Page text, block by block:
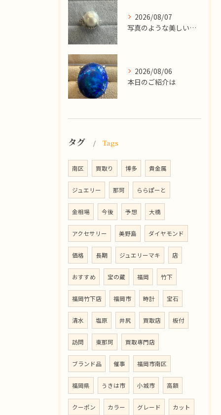
2026/08/07
写真のような美しい大粒のパールリングですが、
2026/08/06
本日のご紹介は
タグ Tags
南区 買取り 博多 貴金属
ジュエリー 那珂 ららぽーと
金相場 今後 予想 大橋
アクセサリー 美野島 ダイヤモンド
価格 長期 ジュエリーマキ 店
おすすめ 宝の蔵 福岡 竹下
福岡竹下店 福岡市 時計 宝石
清水 塩原 井尻 買取店 板付
訪問 東那珂 買取専門店
ブランド品 催事 福岡市南区
福岡県 うきは市 小城市 高額
クーポン カラー グレード カット